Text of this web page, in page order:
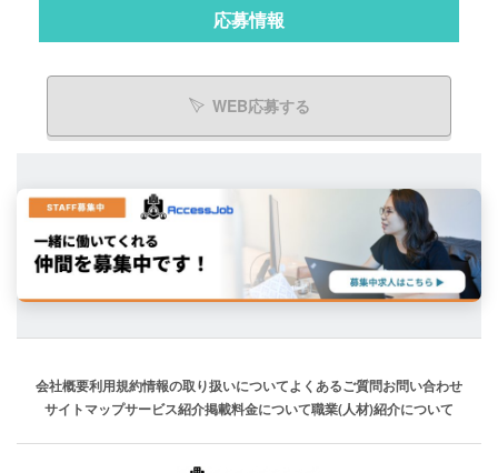
応募情報
WEB応募する
会社概要利用規約情報の取り扱いについてよくあるご質問お問い合わせ
サイトマップサービス紹介掲載料金について職業(人材)紹介について